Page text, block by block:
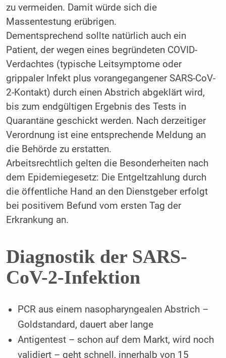
zu vermeiden. Damit würde sich die
Massentestung erübrigen.
Dementsprechend sollte natürlich auch ein
Patient, der wegen eines begründeten COVID-
Verdachtes (typische Leitsymptome oder
grippaler Infekt plus vorangegangener SARS-CoV-
2-Kontakt) durch einen Abstrich abgeklärt wird,
bis zum endgültigen Ergebnis des Tests in
Quarantäne geschickt werden. Nach derzeitiger
Verordnung ist eine entsprechende Meldung an
die Behörde zu erstatten.
Arbeitsrechtlich gelten die Besonderheiten nach
dem Epidemiegesetz: Die Entgeltzahlung durch
die öffentliche Hand an den Dienstgeber erfolgt
bei positivem Befund vom ersten Tag der
Erkrankung an.
Diagnostik der SARS-
CoV-2-Infektion
PCR aus einem nasopharyngealen Abstrich –
Goldstandard, dauert aber lange
Antigentest – schon auf dem Markt, wird noch
validiert – geht schnell, innerhalb von 15